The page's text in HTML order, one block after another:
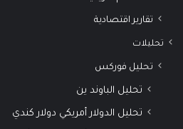
تقارير اقتصادية
تحليلات
تحليل فوركس
تحليل الباوند ين
تحليل الدولار أمريكي دولار كندي